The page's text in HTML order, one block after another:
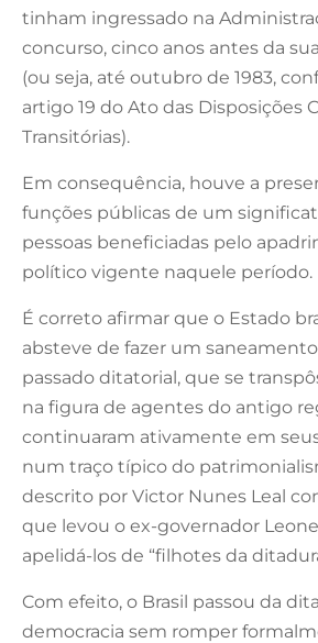
tinham ingressado na
concurso, cinco anos antes da
(ou seja, até outubro de 1983,
artigo 19 do Ato das Disposições
Transitórias).
Em consequência, houve a
funções públicas de um
pessoas beneficiadas pelo
político vigente naquele período.
É correto afirmar que o Estado
absteve de fazer um
passado ditatorial, que se
na figura de agentes do antigo
continuaram ativamente em
num traço típico do
descrito por Victor Nunes Leal
que levou o ex-governador
apelidá-los de “filhotes da
Com efeito, o Brasil passou da
democracia sem romper